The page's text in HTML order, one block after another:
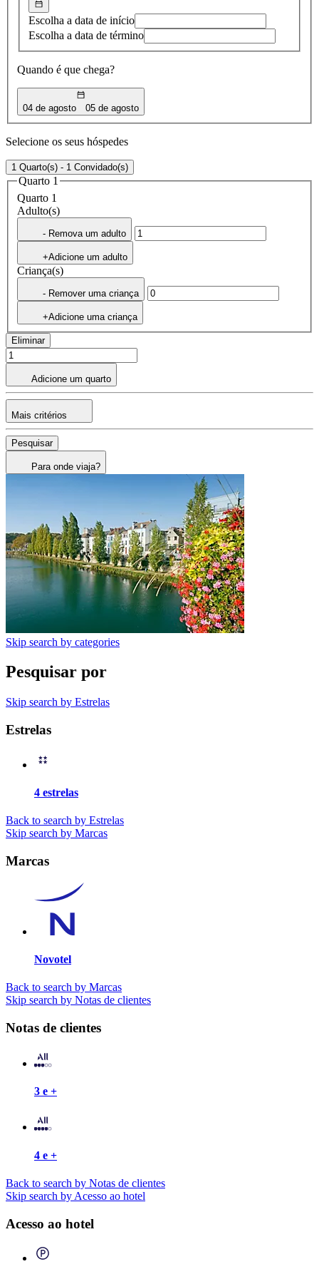
Escolha a data de início
Escolha a data de término
Quando é que chega?
04 de agosto 05 de agosto
Selecione os seus hóspedes
1 Quarto(s) - 1 Convidado(s)
Quarto 1
Quarto 1
Adulto(s)
- Remova um adulto
+Adicione um adulto
Criança(s)
- Remover uma criança
+Adicione uma criança
Eliminar
Adicione um quarto
Mais critérios
Pesquisar
Para onde viaja?
Skip search by categories
Pesquisar por
Skip search by Estrelas
Estrelas
4 estrelas
Back to search by Estrelas
Skip search by Marcas
Marcas
Novotel
Back to search by Marcas
Skip search by Notas de clientes
Notas de clientes
3 e +
4 e +
Back to search by Notas de clientes
Skip search by Acesso ao hotel
Acesso ao hotel